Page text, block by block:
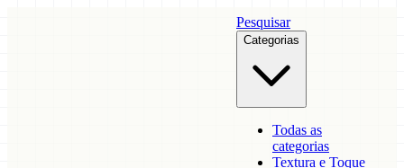
Pesquisar
Categorias
Todas as
categorias
Textura e Toque